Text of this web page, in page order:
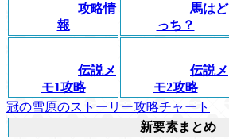
攻略情
報
馬はど
っち？
伝説メ
モ1攻略
伝説メ
モ2攻略
冠の雪原のストーリー攻略チャート
新要素まとめ